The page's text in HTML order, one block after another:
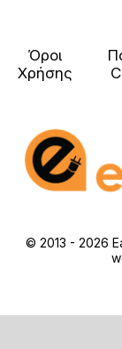
Όροι
Χρήσης
© 2013 - 2026